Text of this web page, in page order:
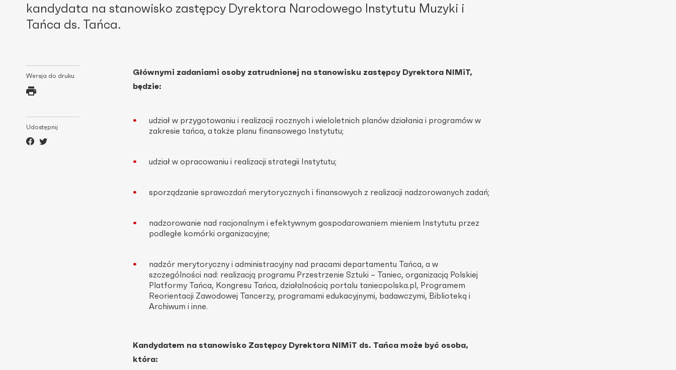
kandydata na stanowisko zastępcy Dyrektora Narodowego Instytutu Muzyki i
Tańca ds. Tańca.
Wersja do druku
Udostępnij
Głównymi zadaniami osoby zatrudnionej na stanowisku zastępcy Dyrektora NIMiT,
będzie:
udział w przygotowaniu i realizacji rocznych i wieloletnich planów działania i programów w
zakresie tańca, a także planu finansowego Instytutu;
udział w opracowaniu i realizacji strategii Instytutu;
sporządzanie sprawozdań merytorycznych i finansowych z realizacji nadzorowanych zadań;
nadzorowanie nad racjonalnym i efektywnym gospodarowaniem mieniem Instytutu przez
podległe komórki organizacyjne;
nadzór merytoryczny i administracyjny nad pracami departamentu Tańca, a w
szczególności nad: realizacją programu Przestrzenie Sztuki – Taniec, organizacją Polskiej
Platformy Tańca, Kongresu Tańca, działalnością portalu taniecpolska.pl, Programem
Reorientacji Zawodowej Tancerzy, programami edukacyjnymi, badawczymi, Biblioteką i
Archiwum i inne.
Kandydatem na stanowisko Zastępcy Dyrektora NIMiT ds. Tańca może być osoba,
która: